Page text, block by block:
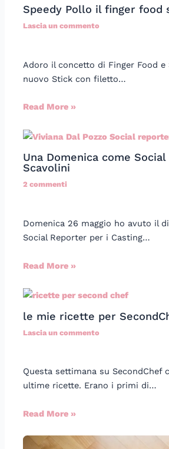
Speedy Pollo il finger food
Lascia un commento
Adoro il concetto di Finger Food e
nuovo Stick con filetto…
Read More »
Una Domenica come
Scavolini
2 commenti
Domenica 26 maggio ho avuto il
Social Reporter per i Casting…
Read More »
le mie ricette per
Lascia un commento
Questa settimana su SecondChef
ultime ricette. Erano i primi di…
Read More »